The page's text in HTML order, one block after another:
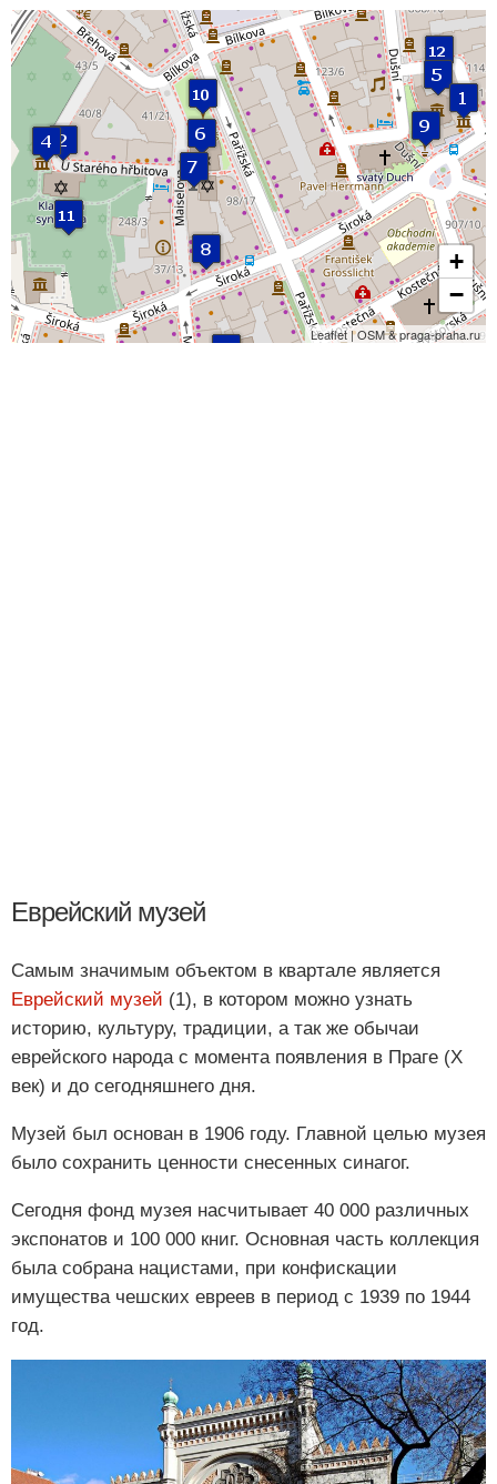
+
−
Leaflet | OSM & praga-praha.ru
Еврейский музей
Самым значимым объектом в квартале является
Еврейский музей (1), в котором можно узнать
историю, культуру, традиции, а так же обычаи
еврейского народа с момента появления в Праге (X
век) и до сегодняшнего дня.
Музей был основан в 1906 году. Главной целью музея
было сохранить ценности снесенных синагог.
Сегодня фонд музея насчитывает 40 000 различных
экспонатов и 100 000 книг. Основная часть коллекция
была собрана нацистами, при конфискации
имущества чешских евреев в период с 1939 по 1944
год.